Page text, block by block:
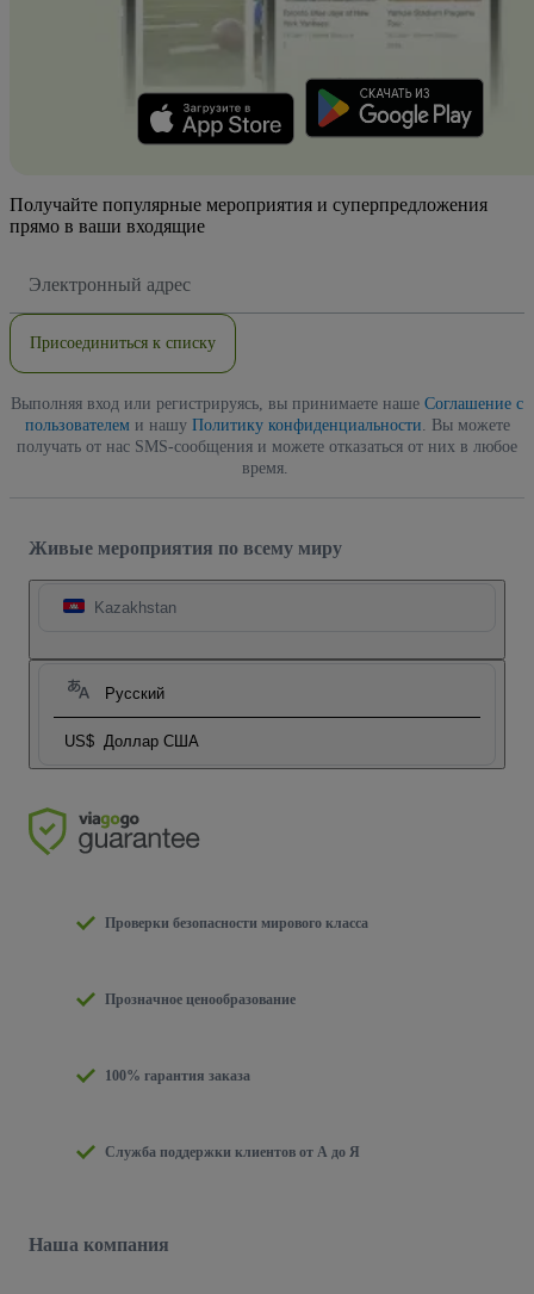
Получайте популярные мероприятия и суперпредложения
прямо в ваши входящие
электронной
Присоединиться к списку
Выполняя вход или регистрируясь, вы принимаете наше Соглашение с
пользователеми нашу Политику конфиденциальности. Вы можете
получать от нас SMS-сообщения и можете отказаться от них в любое
время.
Живые мероприятия по всему миру
Kazakhstan
Русский
US$ Доллар США
Проверки безопасности мирового класса
Прозначное ценообразование
100% гарантия заказа
Служба поддержки клиентов от А до Я
Наша компания